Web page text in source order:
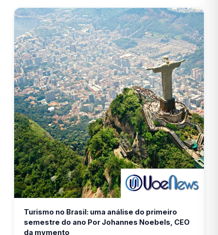
Turismo no Brasil: uma análise do primeiro
semestre do ano Por Johannes Noebels, CEO
da mymento